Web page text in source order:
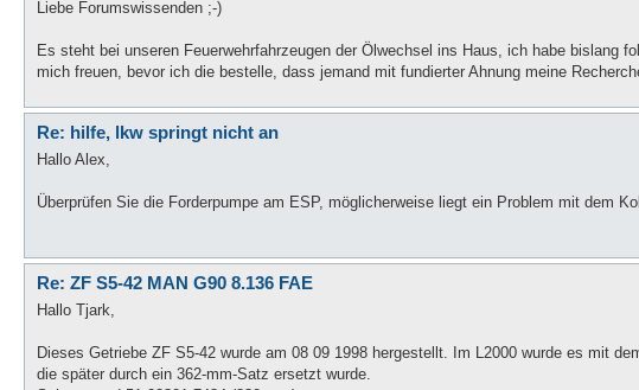
Liebe Forumswissenden ;-)
Es steht bei unseren Feuerwehrfahrzeugen der Ölwechsel ins Haus, ich habe bislang
mich freuen, bevor ich die bestelle, dass jemand mit fundierter Ahnung meine
Re: hilfe, lkw springt nicht an
Hallo Alex,
Überprüfen Sie die Forderpumpe am ESP, möglicherweise liegt ein Problem mit dem
Re: ZF S5-42 MAN G90 8.136 FAE
Hallo Tjark,
Dieses Getriebe ZF S5-42 wurde am 08 09 1998 hergestellt. Im L2000 wurde es mit
die später durch ein 362-mm-Satz ersetzt wurde.